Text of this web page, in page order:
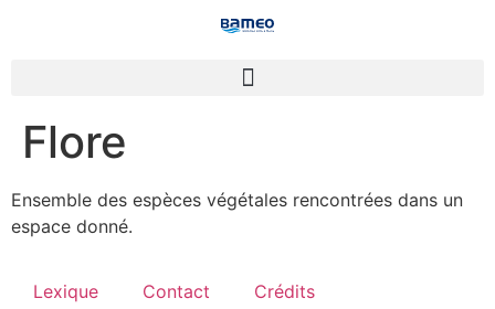
Flore
Ensemble des espèces végétales rencontrées dans un
espace donné.
Lexique Contact Crédits